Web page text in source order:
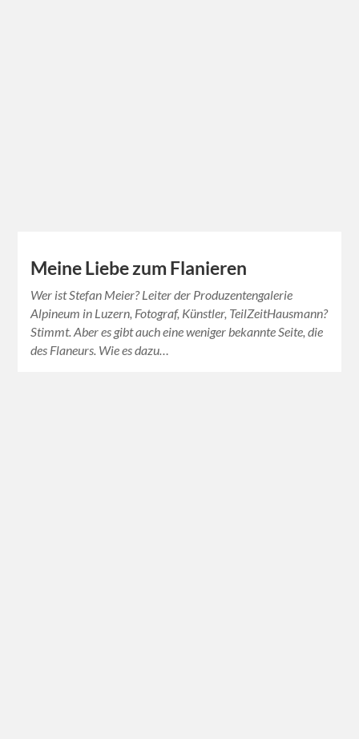
Meine Liebe zum Flanieren
Wer ist Stefan Meier? Leiter der Produzentengalerie
Alpineum in Luzern, Fotograf, Künstler, TeilZeitHausmann?
Stimmt. Aber es gibt auch eine weniger bekannte Seite, die
des Flaneurs. Wie es dazu…